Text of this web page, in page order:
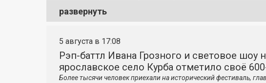
развернуть
5 августа в 17:08
Рэп-баттл Ивана Грозного и световое шоу
ярославское село Курба отметило своё
Более тысячи человек приехали на исторический фестиваль,